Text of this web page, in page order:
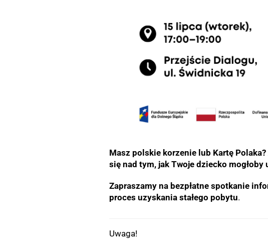
Masz polskie korzenie lub Kartę
się nad tym, jak Twoje dziecko mogłoby
Zapraszamy na bezpłatne spotkanie
proces uzyskania stałego pobytu.
Uwaga!